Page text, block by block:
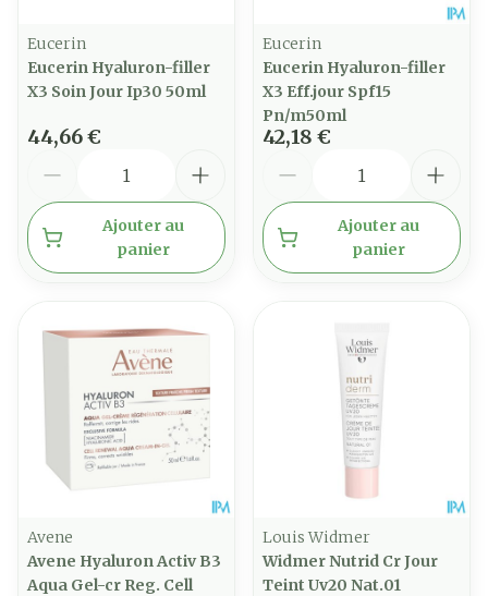
Eucerin
Eucerin Hyaluron-filler
X3 Soin Jour Ip30 50ml
44,66 €
Ajouter au
panier
Eucerin
Eucerin Hyaluron-filler
X3 Eff.jour Spf15
Pn/m50ml
42,18 €
Ajouter au
panier
Avene
Avene Hyaluron Activ B3
Aqua Gel-cr Reg. Cell
Louis Widmer
Widmer Nutrid Cr Jour
Teint Uv20 Nat.01